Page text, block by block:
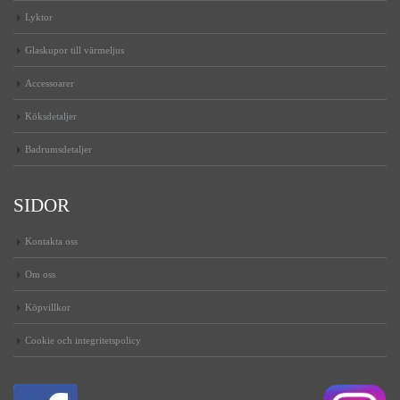
Lyktor
Glaskupor till värmeljus
Accessoarer
Köksdetaljer
Badrumsdetaljer
SIDOR
Kontakta oss
Om oss
Köpvillkor
Cookie och integritetspolicy